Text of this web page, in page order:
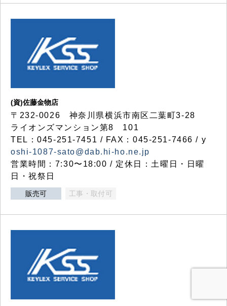
(資)佐藤金物店
〒232-0026 神奈川県横浜市南区二葉町3-28
ライオンズマンション第8 101
TEL：045-251-7451 / FAX：045-251-7466 / y
oshi-1087-sato@dab.hi-ho.ne.jp
営業時間：7:30〜18:00 / 定休日：土曜日・日曜
日・祝祭日
販売可 工事・取付可